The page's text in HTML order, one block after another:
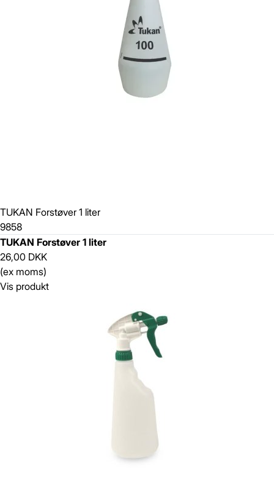
TUKAN Forstøver 1 liter
9858
TUKAN Forstøver 1 liter
26,00 DKK
(ex moms)
Vis produkt